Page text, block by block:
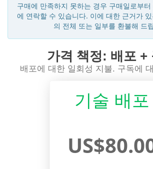
구매에 만족하지 못하는 경우 구매일로부
에 연락할 수 있습니다. 이에 대한 근거가
의 전체 또는 일부를 환불해 드
가격 책정: 배포 +
배포에 대한 일회성 지불. 구독에
기술 배포